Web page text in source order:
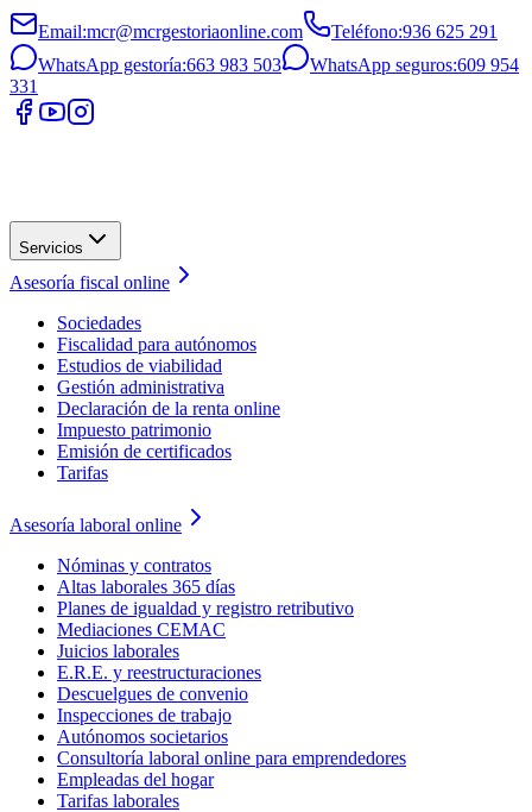
Email:mcr@mcrgestoriaonline.com Teléfono:936 625 291
WhatsApp gestoría:663 983 503 WhatsApp seguros:609 954
331
Servicios
Asesoría fiscal online
Sociedades
Fiscalidad para autónomos
Estudios de viabilidad
Gestión administrativa
Declaración de la renta online
Impuesto patrimonio
Emisión de certificados
Tarifas
Asesoría laboral online
Nóminas y contratos
Altas laborales 365 días
Planes de igualdad y registro retributivo
Mediaciones CEMAC
Juicios laborales
E.R.E. y reestructuraciones
Descuelgues de convenio
Inspecciones de trabajo
Autónomos societarios
Consultoría laboral online para emprendedores
Empleadas del hogar
Tarifas laborales